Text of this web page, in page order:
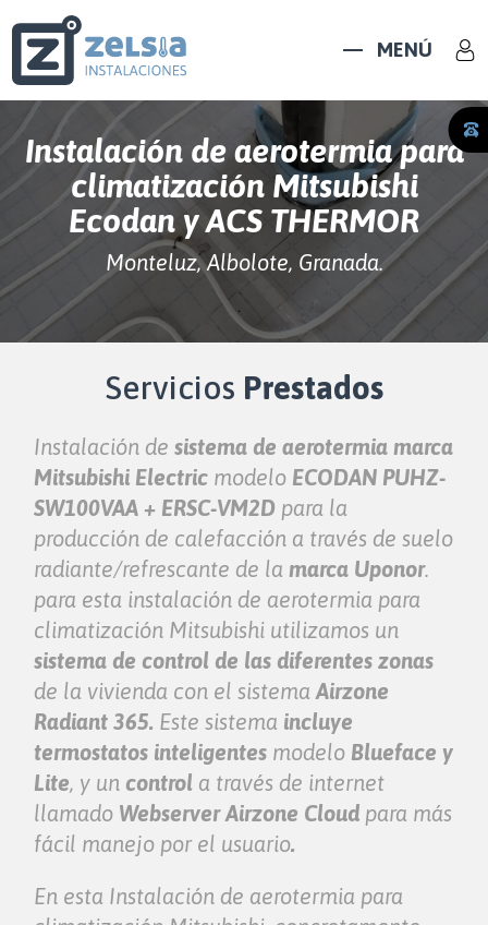
MENÚ
Instalación de aerotermia para
climatización Mitsubishi
Ecodan y ACS THERMOR
Monteluz, Albolote, Granada.
Servicios Prestados
Instalación desistema de aerotermia marca
Mitsubishi Electric modelo ECODAN PUHZ-
SW100VAA + ERSC-VM2D para la
producción de calefacción a través de suelo
radiante/refrescante de la marca Uponor.
para esta instalación de aerotermia para
climatización Mitsubishi utilizamos un
sistema de control de las diferentes zonas
de la vivienda con el sistemaAirzone
Radiant 365. Este sistema incluye
termostatos inteligentes modelo Blueface y
Lite, y un control a través de internet
llamado Webserver Airzone Cloud para más
fácil manejo por el usuario.
En esta Instalación de aerotermia para